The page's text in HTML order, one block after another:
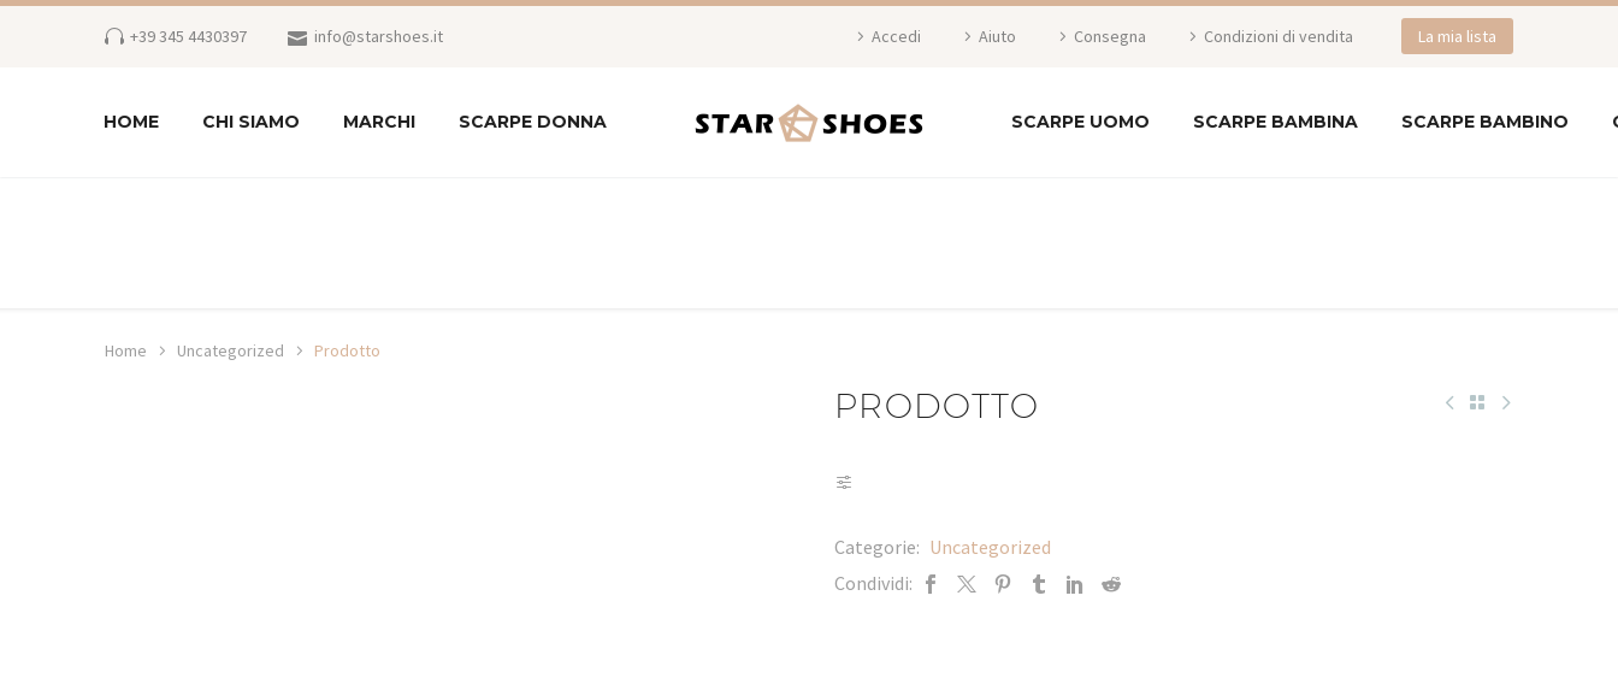
+39 345 4430397 info@starshoes.it Accedi Aiuto Consegna Condizioni di vendita La mia lista
HOME CHI SIAMO MARCHI SCARPE DONNA SCARPE UOMO SCARPE BAMBINA SCARPE BAMBINO
Home Uncategorized Prodotto
PRODOTTO
Categorie: Uncategorized
Condividi: